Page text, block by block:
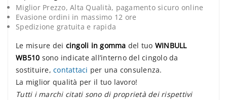
Miglior Prezzo, Alta Qualità, pagamento sicuro online
Evasione ordini in massimo 12 ore
Spedizione gratuita e rapida
Le misure dei cingoli in gomma del tuo WINBULL
WB510 sono indicate all’interno del cingolo da
sostituire, contattaci per una consulenza.
La miglior qualità per il tuo lavoro!
Tutti i marchi citati sono di proprietà dei rispettivi